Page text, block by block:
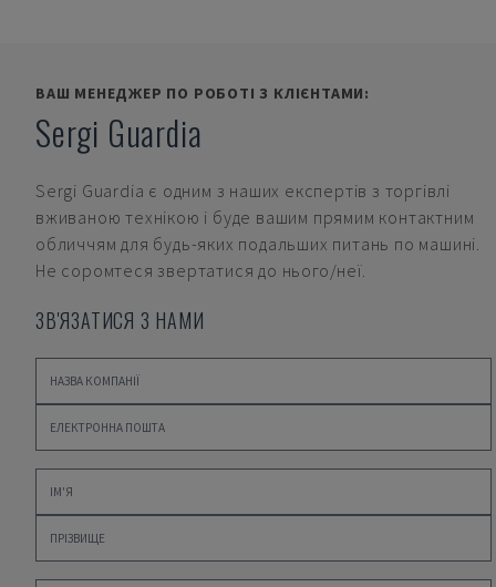
ВАШ МЕНЕДЖЕР ПО РОБОТІ З КЛІЄНТАМИ:
Sergi Guardia
Sergi Guardia є одним з наших експертів з торгівлі
вживаною технікою і буде вашим прямим контактним
обличчям для будь-яких подальших питань по машині.
Не соромтеся звертатися до нього/неї.
ЗВ'ЯЗАТИСЯ З НАМИ